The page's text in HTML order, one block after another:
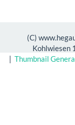
(C)
Kohlwiesen
| Thumbnail